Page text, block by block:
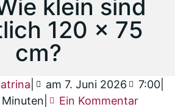
klein sind
120 × 75
cm?
am 7. Juni 2026 7:00
Minuten
Ein Kommentar